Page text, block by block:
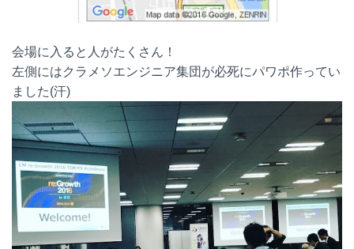
会場に入ると人がたくさん！
左側にはクラメソエンジニア集団が必死にパワポ作ってい
ました(汗)